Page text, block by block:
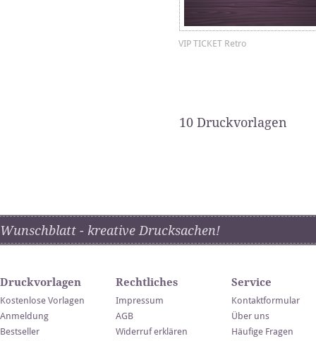
VIP TICKET Retro
10 Druckvorlagen
Wunschblatt - kreative Drucksachen!
Druckvorlagen
Kostenlose Vorlagen
Anmeldung
Bestseller
Rechtliches
Impressum
AGB
Widerruf erklären
Service
Kontaktformular
Über uns
Häufige Fragen